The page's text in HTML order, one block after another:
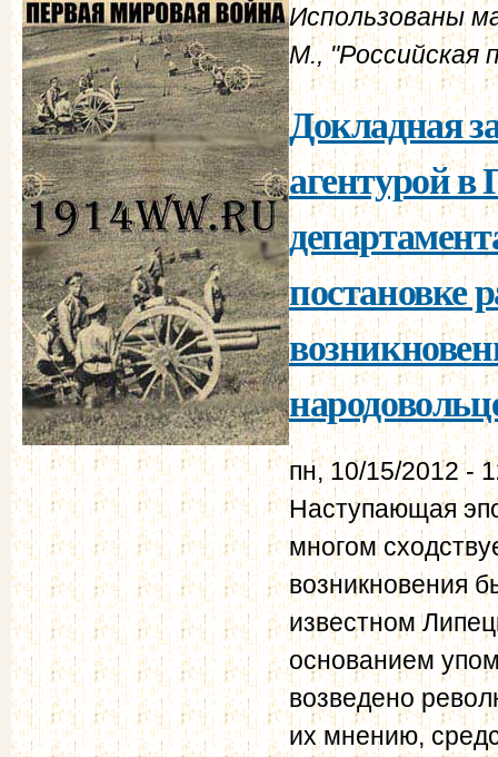
Использованы
М., "Российская
Докладная
агентурой
постановке
пн, 10/15/2012 -
Наступающая
многом
возникновения
известном
основанием
возведено
их мнению,